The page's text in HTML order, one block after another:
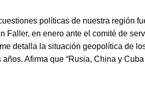
políticas de nuestra región
Faller, en enero ante el comité de
detalla la situación geopolítica de
Afirma que “Rusia, China y